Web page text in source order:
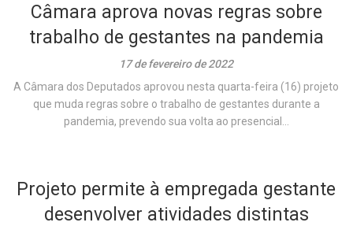
Câmara aprova novas regras sobre
trabalho de gestantes na pandemia
17 de fevereiro de 2022
A Câmara dos Deputados aprovou nesta quarta-feira (16) projeto
que muda regras sobre o trabalho de gestantes durante a
pandemia, prevendo sua volta ao presencial...
Projeto permite à empregada gestante
desenvolver atividades distintas